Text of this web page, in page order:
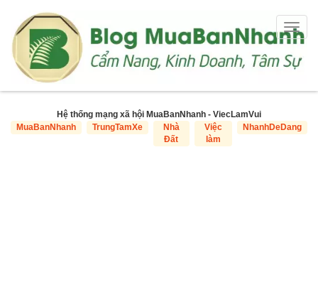
Hệ thống mạng xã hội MuaBanNhanh - ViecLamVui
MuaBanNhanh
TrungTamXe
Nhà
Đất
Việc
làm
NhanhDeDang